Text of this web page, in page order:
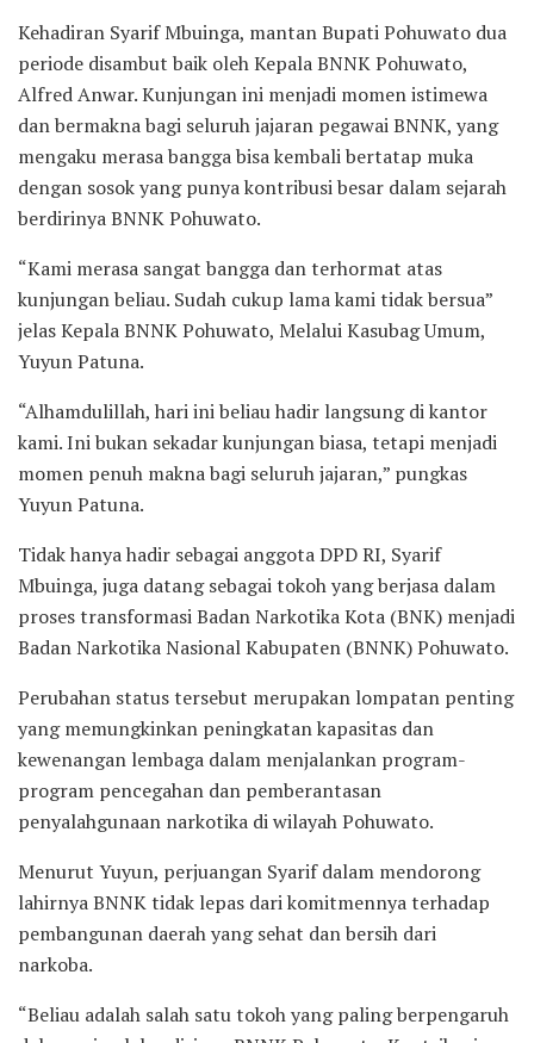
Kehadiran Syarif Mbuinga, mantan Bupati Pohuwato dua
periode disambut baik oleh Kepala BNNK Pohuwato,
Alfred Anwar. Kunjungan ini menjadi momen istimewa
dan bermakna bagi seluruh jajaran pegawai BNNK, yang
mengaku merasa bangga bisa kembali bertatap muka
dengan sosok yang punya kontribusi besar dalam sejarah
berdirinya BNNK Pohuwato.
“Kami merasa sangat bangga dan terhormat atas
kunjungan beliau. Sudah cukup lama kami tidak bersua”
jelas Kepala BNNK Pohuwato, Melalui Kasubag Umum,
Yuyun Patuna.
“Alhamdulillah, hari ini beliau hadir langsung di kantor
kami. Ini bukan sekadar kunjungan biasa, tetapi menjadi
momen penuh makna bagi seluruh jajaran,” pungkas
Yuyun Patuna.
Tidak hanya hadir sebagai anggota DPD RI, Syarif
Mbuinga, juga datang sebagai tokoh yang berjasa dalam
proses transformasi Badan Narkotika Kota (BNK) menjadi
Badan Narkotika Nasional Kabupaten (BNNK) Pohuwato.
Perubahan status tersebut merupakan lompatan penting
yang memungkinkan peningkatan kapasitas dan
kewenangan lembaga dalam menjalankan program-
program pencegahan dan pemberantasan
penyalahgunaan narkotika di wilayah Pohuwato.
Menurut Yuyun, perjuangan Syarif dalam mendorong
lahirnya BNNK tidak lepas dari komitmennya terhadap
pembangunan daerah yang sehat dan bersih dari
narkoba.
“Beliau adalah salah satu tokoh yang paling berpengaruh